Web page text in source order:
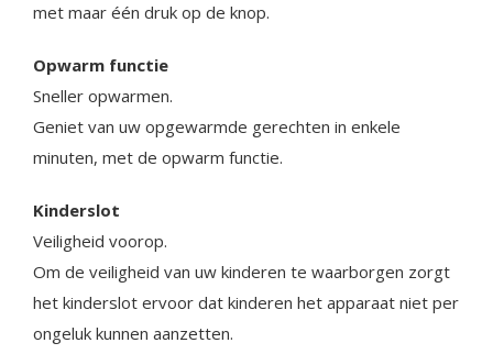
met maar één druk op de knop.
Opwarm functie
Sneller opwarmen.
Geniet van uw opgewarmde gerechten in enkele
minuten, met de opwarm functie.
Kinderslot
Veiligheid voorop.
Om de veiligheid van uw kinderen te waarborgen zorgt
het kinderslot ervoor dat kinderen het apparaat niet per
ongeluk kunnen aanzetten.